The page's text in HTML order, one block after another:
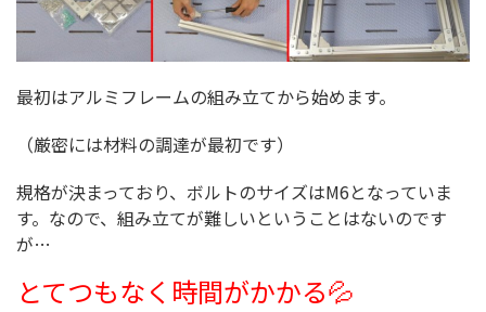
最初はアルミフレームの組み立てから始めます。
（厳密には材料の調達が最初です）
規格が決まっており、ボルトのサイズはM6となっていま
す。なので、組み立てが難しいということはないのです
が…
とてつもなく時間がかかる💦